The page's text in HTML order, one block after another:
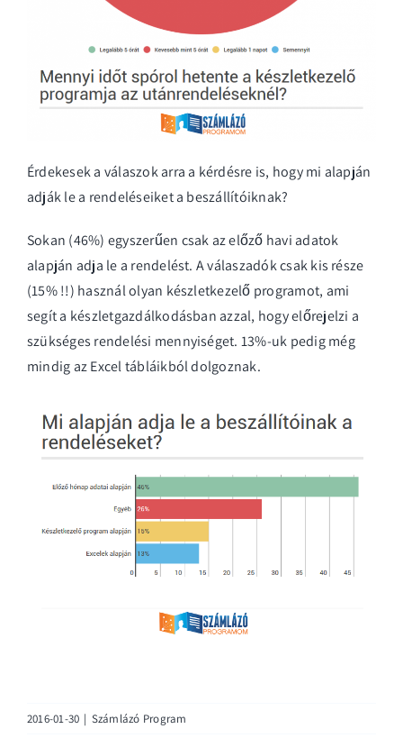
Érdekesek a válaszok arra a kérdésre is, hogy mi alapján
adják le a rendeléseiket a beszállítóiknak?
Sokan (46%) egyszerűen csak az előző havi adatok
alapján adja le a rendelést. A válaszadók csak kis része
(15% !!) használ olyan készletkezelő programot, ami
segít a készletgazdálkodásban azzal, hogy előrejelzi a
szükséges rendelési mennyiséget. 13%-uk pedig még
mindig az Excel tábláikból dolgoznak.
2016-01-30 | Számlázó Program